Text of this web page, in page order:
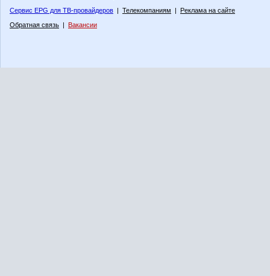
Сервис EPG для ТВ-провайдеров | Телекомпаниям | Реклама на сайте
Обратная связь | Вакансии